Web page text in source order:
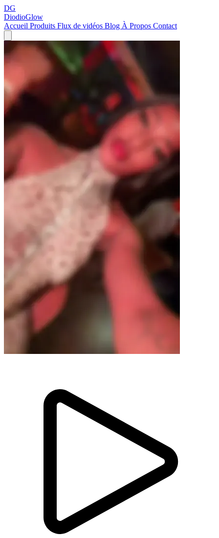
DG
DiodioGlow
Accueil Produits Flux de vidéos Blog À Propos Contact